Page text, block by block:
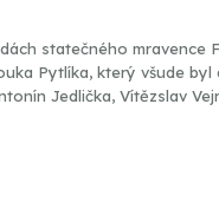
statečného mravence
Pytlíka, který všude byl
Jedlička, Vítězslav